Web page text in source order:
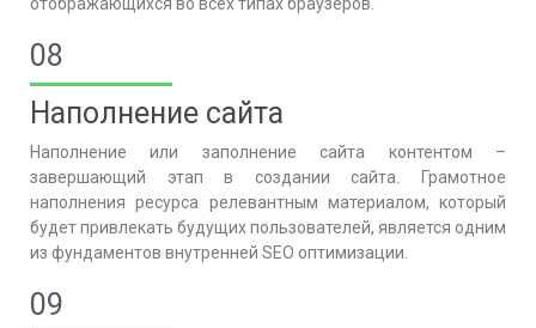
отображающихся во всех типах браузеров.
08
Наполнение сайта
Наполнение или заполнение сайта контентом –
завершающий этап в создании сайта. Грамотное
наполнения ресурса релевантным материалом, который
будет привлекать будущих пользователей, является одним
из фундаментов внутренней SEO оптимизации.
09